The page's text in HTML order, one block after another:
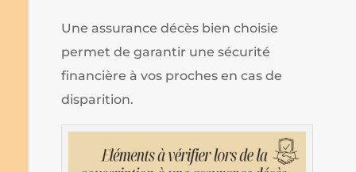
Une assurance décès bien choisie
permet de garantir une sécurité
financière à vos proches en cas de
disparition.